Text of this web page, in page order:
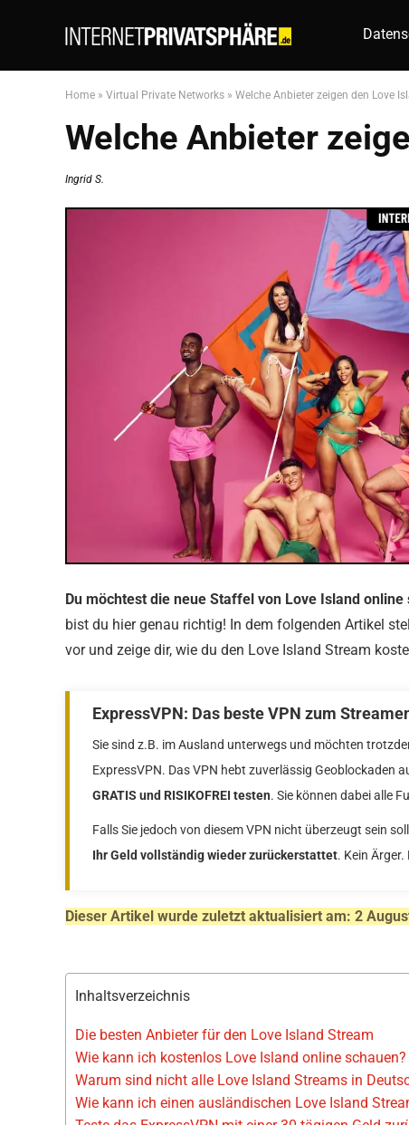
Home » Virtual Private Networks » Welche Anbieter zeigen den Love
Welche Anbieter
Ingrid S.
Du möchtest die neue Staffel von Love Island
bist du hier genau richtig! In dem folgenden Artikel
vor und zeige dir, wie du den Love Island Stream
ExpressVPN: Das beste VPN zum
Sie sind z.B. im Ausland unterwegs und möchten
ExpressVPN. Das VPN hebt zuverlässig Geoblockaden
GRATIS und RISIKOFREI testen. Sie können dabei alle
Falls Sie jedoch von diesem VPN nicht überzeugt sein
Ihr Geld vollständig wieder zurückerstattet. Kein
Dieser Artikel wurde zuletzt aktualisiert am: 2
Inhaltsverzeichnis
Die besten Anbieter für den Love Island Stream
Wie kann ich kostenlos Love Island online schauen?
Warum sind nicht alle Love Island Streams in
Wie kann ich einen ausländischen Love Island